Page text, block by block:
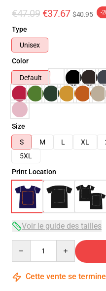
€47.09 €37.67 $40.95 -
Type
Unisex
Color
Default
Size
S
M L XL
5XL
Print Location
Voir le guide des tailles
Cette vente se